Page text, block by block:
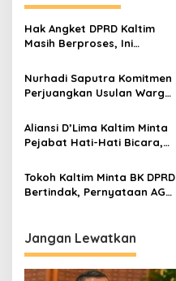
Hak Angket DPRD Kaltim
Masih Berproses, Ini
Baliknya
Nurhadi Saputra Komitmen
Perjuangkan Usulan Warga
Dialog Bersempekat
Aliansi D’Lima Kaltim Minta
Pejabat Hati-Hati Bicara,
Harga Mati
Tokoh Kaltim Minta BK DPRD
Bertindak, Pernyataan AG
Jangan Lewatkan